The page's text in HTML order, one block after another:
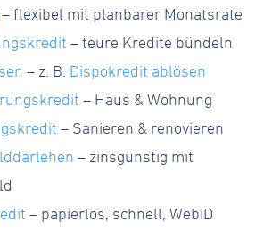
– flexibel mit planbarer Monatsrate
– teure Kredite bündeln
– z. B. Dispokredit ablösen
– Haus & Wohnung
– Sanieren & renovieren
– zinsgünstig mit
– papierlos, schnell, WebID